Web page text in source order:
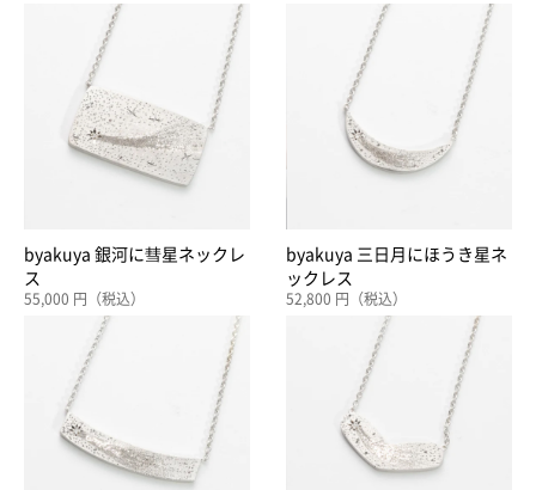
byakuya 銀河に彗星ネックレ
ス
55,000 円（税込）
byakuya 三日月にほうき星ネ
ックレス
52,800 円（税込）